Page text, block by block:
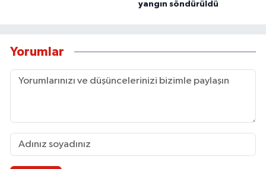
yangın söndürüldü
Yorumlar